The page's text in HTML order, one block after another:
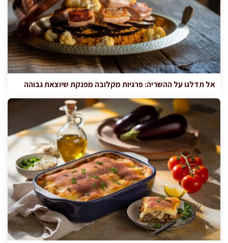
אל תדלגו על ההשריה: פרגיות מקלובה מפנקת שיוצאת גבוהה